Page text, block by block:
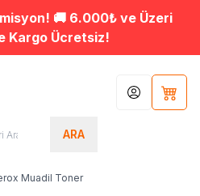
🚚 6.000₺ ve Üzeri
Kargo Ücretsiz!
ARA
Hesabım
Muadil Toner